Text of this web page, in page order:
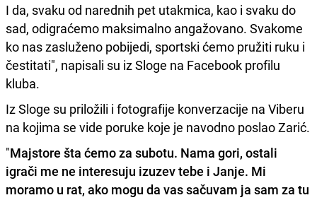
I da, svaku od narednih pet utakmica, kao i svaku do
sad, odigraćemo maksimalno angažovano. Svakome
ko nas zasluženo pobijedi, sportski ćemo pružiti ruku i
čestitati", napisali su iz Sloge na Facebook profilu
kluba.
Iz Sloge su priložili i fotografije konverzacije na Viberu
na kojima se vide poruke koje je navodno poslao Zarić.
"Majstore šta ćemo za subotu. Nama gori, ostali
igrači me ne interesuju izuzev tebe i Janje. Mi
moramo u rat, ako mogu da vas sačuvam ja sam za tu